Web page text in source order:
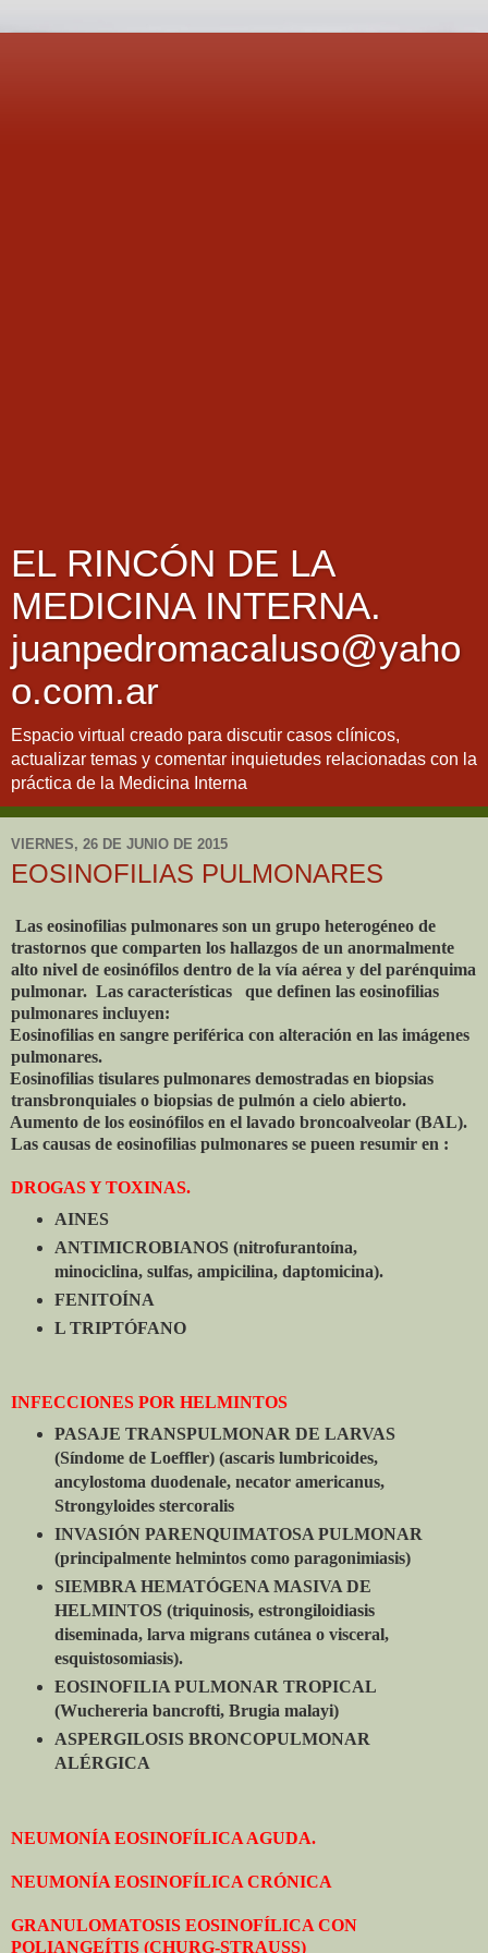
EL RINCÓN DE LA
MEDICINA INTERNA.
juanpedromacaluso@yaho
o.com.ar
Espacio virtual creado para discutir casos clínicos,
actualizar temas y comentar inquietudes relacionadas con la
práctica de la Medicina Interna
VIERNES, 26 DE JUNIO DE 2015
EOSINOFILIAS PULMONARES
Las eosinofilias pulmonares son un grupo heterogéneo de
trastornos que comparten los hallazgos de un anormalmente
alto nivel de eosinófilos dentro de la vía aérea y del parénquima
pulmonar. Las características que definen las eosinofilias
pulmonares incluyen:
Eosinofilias en sangre periférica con alteración en las imágenes
pulmonares.
Eosinofilias tisulares pulmonares demostradas en biopsias
transbronquiales o biopsias de pulmón a cielo abierto.
Aumento de los eosinófilos en el lavado broncoalveolar (BAL).
Las causas de eosinofilias pulmonares se pueen resumir en :
DROGAS Y TOXINAS.
AINES
ANTIMICROBIANOS (nitrofurantoína,
minociclina, sulfas, ampicilina, daptomicina).
FENITOÍNA
L TRIPTÓFANO
INFECCIONES POR HELMINTOS
PASAJE TRANSPULMONAR DE LARVAS
(Síndome de Loeffler) (ascaris lumbricoides,
ancylostoma duodenale, necator americanus,
Strongyloides stercoralis
INVASIÓN PARENQUIMATOSA PULMONAR
(principalmente helmintos como paragonimiasis)
SIEMBRA HEMATÓGENA MASIVA DE
HELMINTOS (triquinosis, estrongiloidiasis
diseminada, larva migrans cutánea o visceral,
esquistosomiasis).
EOSINOFILIA PULMONAR TROPICAL
(Wuchereria bancrofti, Brugia malayi)
ASPERGILOSIS BRONCOPULMONAR
ALÉRGICA
NEUMONÍA EOSINOFÍLICA AGUDA.
NEUMONÍA EOSINOFÍLICA CRÓNICA
GRANULOMATOSIS EOSINOFÍLICA CON
POLIANGEÍTIS (CHURG-STRAUSS)